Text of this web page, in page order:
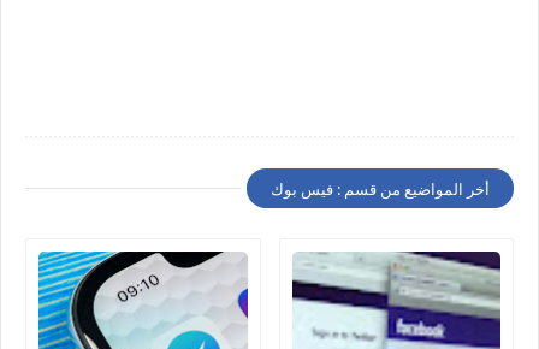
أخر المواضيع من قسم : فيس بوك